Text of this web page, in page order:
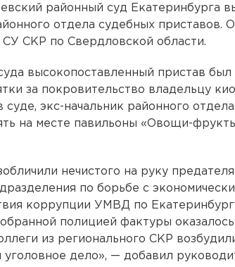
районный суд Екатеринбурга
отдела судебных приставов.
СУ СКР по Свердловской области.
высокопоставленный пристав
за покровительство владельцу
суде, экс-начальник районного
на месте павильоны «Овощи-
нечистого на руку
по борьбе с
коррупции УМВД по
полицией фактуры оказалось
из регионального СКР
уголовное дело», — добавил